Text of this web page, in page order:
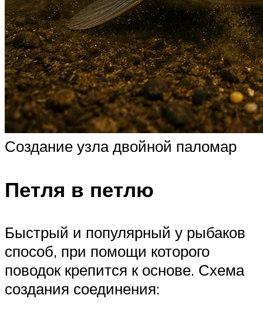
Создание узла двойной паломар
Петля в петлю
Быстрый и популярный у рыбаков
способ, при помощи которого
поводок крепится к основе. Схема
создания соединения: